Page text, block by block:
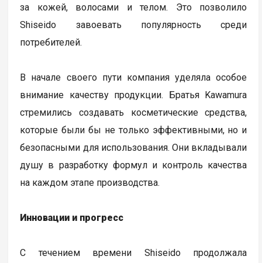
за кожей, волосами и телом. Это позволило
Shiseido завоевать популярность среди
потребителей.
В начале своего пути компания уделяла особое
внимание качеству продукции. Братья Kawamura
стремились создавать косметические средства,
которые были бы не только эффективными, но и
безопасными для использования. Они вкладывали
душу в разработку формул и контроль качества
на каждом этапе производства.
Инновации и прогресс
С течением времени Shiseido продолжала